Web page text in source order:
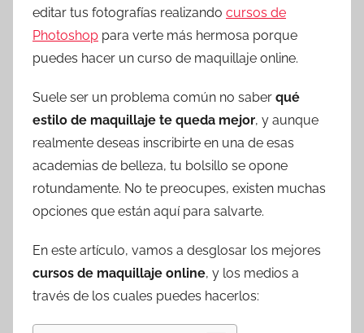
editar tus fotografías realizando cursos de
Photoshop para verte más hermosa porque
puedes hacer un curso de maquillaje online.
Suele ser un problema común no saber qué
estilo de maquillaje te queda mejor, y aunque
realmente deseas inscribirte en una de esas
academias de belleza, tu bolsillo se opone
rotundamente. No te preocupes, existen muchas
opciones que están aquí para salvarte.
En este artículo, vamos a desglosar los mejores
cursos de maquillaje online, y los medios a
través de los cuales puedes hacerlos: